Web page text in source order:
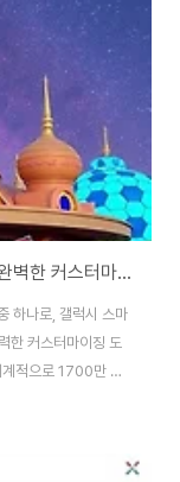
고 '다음' 버튼을 누
항목 선택' 기능을
갤럭시 테마파크로 나만의 스타일 만들기 - 완벽한 커스터마이징 가이드와 활용법
하나로, 갤럭시 스마
한 커스터마이징 도
적으로 1700만 건
을 받고 있습니다.
습니다.갤럭시 테마파